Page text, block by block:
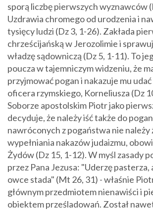
sporą liczbę pierwszych wyznawców
Uzdrawia chromego od urodzenia i
tysięcy ludzi (Dz 3, 1-26). Zakłada
chrześcijańską w Jerozolimie i
władzę sądowniczą (Dz 5, 1-11). To
poucza w tajemniczym widzeniu, że
przyjmować pogan i nakazuje mu
oficera rzymskiego, Korneliusza (Dz
Soborze apostolskim Piotr jako
decyduje, że należy iść także do
nawróconych z pogaństwa nie należy
wypełniania nakazów judaizmu,
Żydów (Dz 15, 1-12). W myśl zasady
przez Pana Jezusa: "Uderzę pasterza,
owce stada" (Mt 26, 31) - właśnie
głównym przedmiotem nienawiści i
obiektem prześladowań. Został